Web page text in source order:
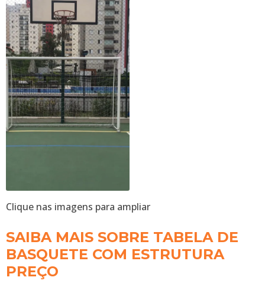
Clique nas imagens para ampliar
SAIBA MAIS SOBRE TABELA DE
BASQUETE COM ESTRUTURA
PREÇO